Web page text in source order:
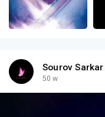
Sourov Sarkar
50 w